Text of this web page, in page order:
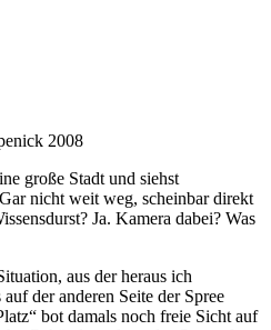
2008
große Stadt und siehst
nicht weit weg, scheinbar direkt
Ja. Kamera dabei? Was
aus der heraus ich
der anderen Seite der Spree
bot damals noch freie Sicht auf